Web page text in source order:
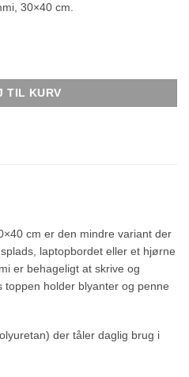
30×40 cm.
TIL KURV
cm er den mindre variant der
laptopbordet eller et hjørne
er behageligt at skrive og
holder blyanter og penne
der tåler daglig brug i